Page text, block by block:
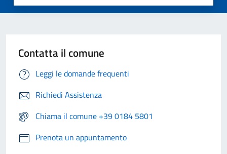
Contatta il comune
Leggi le domande frequenti
Richiedi Assistenza
Chiama il comune +39 0184 5801
Prenota un appuntamento